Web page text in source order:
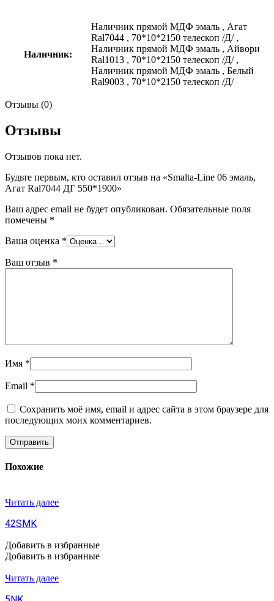
Наличник:
Наличник прямой МДФ эмаль , Агат
Ral7044 , 70*10*2150 телескоп /Д/ ,
Наличник прямой МДФ эмаль , Айвори
Ral1013 , 70*10*2150 телескоп /Д/ ,
Наличник прямой МДФ эмаль , Белый
Ral9003 , 70*10*2150 телескоп /Д/
Отзывы (0)
Отзывы
Отзывов пока нет.
Будьте первым, кто оставил отзыв на «Smalta-Line 06 эмаль,
Агат Ral7044 ДГ 550*1900»
Ваш адрес email не будет опубликован. Обязательные поля
помечены *
Ваша оценка *
Ваш отзыв *
Имя *
Email *
Сохранить моё имя, email и адрес сайта в этом браузере для
последующих моих комментариев.
Похожие
Читать далее
42SMK
Добавить в избранные
Добавить в избранные
Читать далее